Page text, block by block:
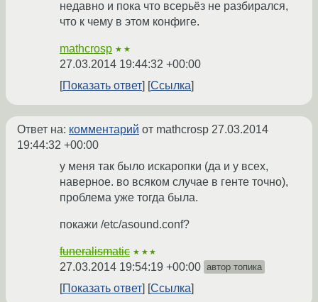
недавно и пока что всерьёз не разбирался,
что к чему в этом конфиге.
mathcrosp ★★
27.03.2014 19:44:32 +00:00
Показать ответ
Ссылка
Ответ на: комментарий от mathcrosp 27.03.2014
19:44:32 +00:00
у меня так было искаропки (да и у всех,
наверное. во всяком случае в генте точно),
проблема уже тогда была.
покажи /etc/asound.conf?
funeralismatic ★★★
27.03.2014 19:54:19 +00:00 автор топика
Показать ответ Ссылка